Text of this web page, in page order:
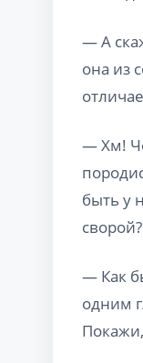
— А
она из
— Хм!
быть у
— Как
одним